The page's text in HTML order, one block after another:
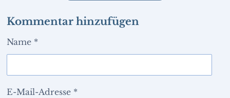
Kommentar hinzufügen
Name *
E-Mail-Adresse *